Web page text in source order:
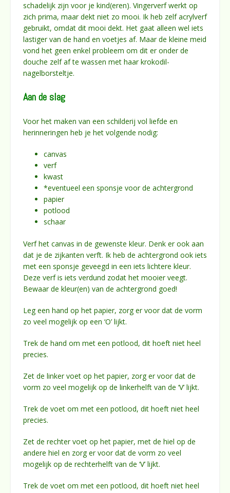
schadelijk zijn voor je kind(eren). Vingerverf werkt op
zich prima, maar dekt niet zo mooi. Ik heb zelf acrylverf
gebruikt, omdat dit mooi dekt. Het gaat alleen wel iets
lastiger van de hand en voetjes af. Maar de kleine meid
vond het geen enkel probleem om dit er onder de
douche zelf af te wassen met haar krokodil-
nagelborsteltje.
Aan de slag
Voor het maken van een schilderij vol liefde en
herinneringen heb je het volgende nodig:
canvas
verf
kwast
*eventueel een sponsje voor de achtergrond
papier
potlood
schaar
Verf het canvas in de gewenste kleur. Denk er ook aan
dat je de zijkanten verft. Ik heb de achtergrond ook iets
met een sponsje geveegd in een iets lichtere kleur.
Deze verf is iets verdund zodat het mooier veegt.
Bewaar de kleur(en) van de achtergrond goed!
Leg een hand op het papier, zorg er voor dat de vorm
zo veel mogelijk op een ‘O’ lijkt.
Trek de hand om met een potlood, dit hoeft niet heel
precies.
Zet de linker voet op het papier, zorg er voor dat de
vorm zo veel mogelijk op de linkerhelft van de ‘V’ lijkt.
Trek de voet om met een potlood, dit hoeft niet heel
precies.
Zet de rechter voet op het papier, met de hiel op de
andere hiel en zorg er voor dat de vorm zo veel
mogelijk op de rechterhelft van de ‘V’ lijkt.
Trek de voet om met een potlood, dit hoeft niet heel